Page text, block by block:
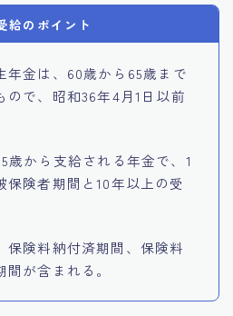
給のポイント
年金は、60歳から65歳まで
ので、昭和36年4月1日以前
歳から支給される年金で、1
保険者期間と10年以上の受
保険料納付済期間、保険料
が含まれる。